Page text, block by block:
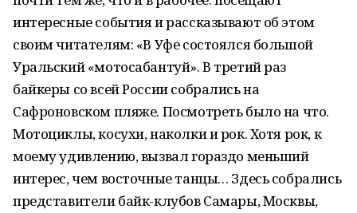
интересные события и рассказывают об этом
своим читателям: «В Уфе состоялся большой
Уральский «мотосабантуй». В третий раз
байкеры со всей России собрались на
Сафроновском пляже. Посмотреть было на что.
Мотоциклы, косухи, наколки и рок. Хотя рок, к
моему удивлению, вызвал гораздо меньший
интерес, чем восточные танцы… Здесь собрались
представители байк-клубов Самары, Москвы,